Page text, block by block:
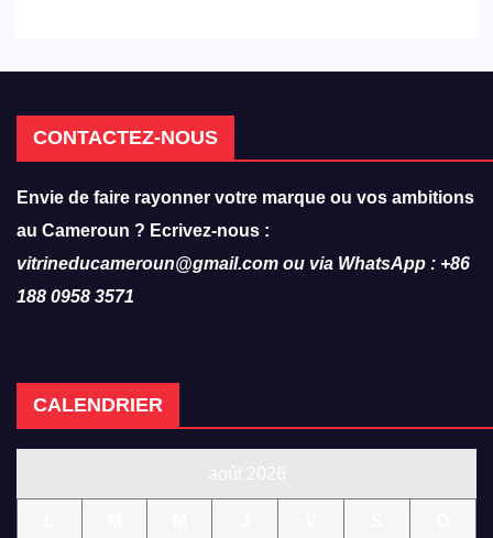
CONTACTEZ-NOUS
Envie de faire rayonner votre marque ou vos ambitions
au Cameroun ? Ecrivez-nous :
vitrineducameroun@gmail.com ou via WhatsApp : +86
188 0958 3571
CALENDRIER